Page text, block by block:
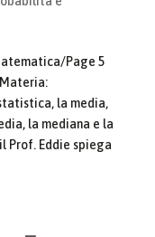
Page 5
la media,
la mediana e la
Prof. Eddie spiega